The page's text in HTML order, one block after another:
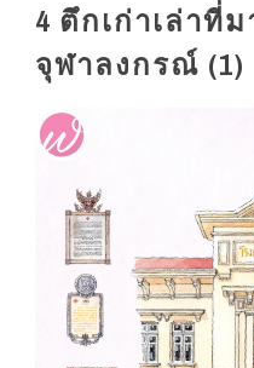
4 ตึกเก่าเล่าที่
จุฬาลงกรณ์ (1)